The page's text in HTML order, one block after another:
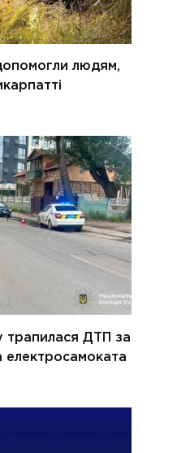
людям,
трапилася ДТП за
електросамоката